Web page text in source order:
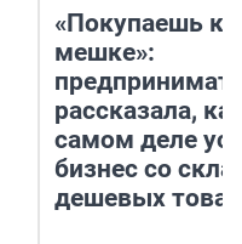
«Покупаешь
мешке»:
рассказала,
самом деле
бизнес со
дешевых